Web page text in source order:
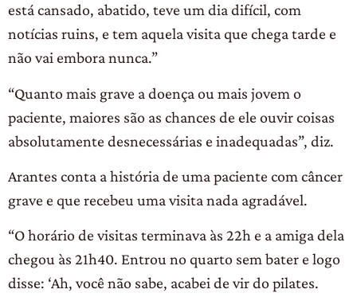
está cansado, abatido, teve um dia difícil, com
notícias ruins, e tem aquela visita que chega tarde e
não vai embora nunca.”
“Quanto mais grave a doença ou mais jovem o
paciente, maiores são as chances de ele ouvir coisas
absolutamente desnecessárias e inadequadas”, diz.
Arantes conta a história de uma paciente com câncer
grave e que recebeu uma visita nada agradável.
“O horário de visitas terminava às 22h e a amiga dela
chegou às 21h40. Entrou no quarto sem bater e logo
disse: ‘Ah, você não sabe, acabei de vir do pilates.